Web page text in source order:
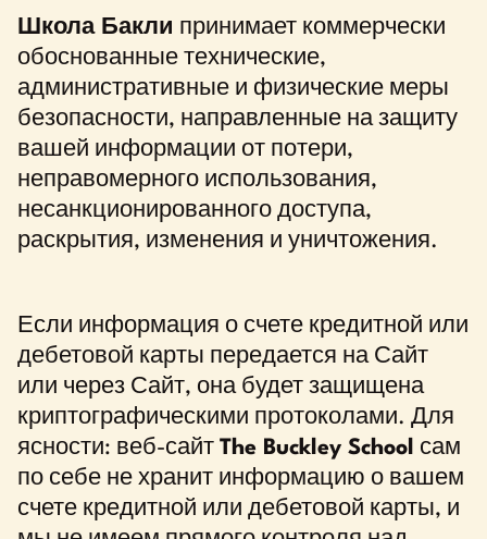
Школа Бакли принимает коммерчески
обоснованные технические,
административные и физические меры
безопасности, направленные на защиту
вашей информации от потери,
неправомерного использования,
несанкционированного доступа,
раскрытия, изменения и уничтожения.
Если информация о счете кредитной или
дебетовой карты передается на Сайт
или через Сайт, она будет защищена
криптографическими протоколами. Для
ясности: веб-сайт The Buckley School сам
по себе не хранит информацию о вашем
счете кредитной или дебетовой карты, и